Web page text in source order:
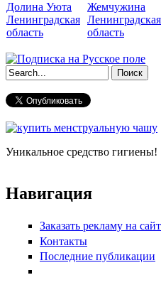
Долина Уюта
Ленинградская
область
Жемчужина
Ленинградская
область
Форма поиска
Уникальное средство гигиены!
Навигация
Заказать рекламу на
Контакты
Последние публикации